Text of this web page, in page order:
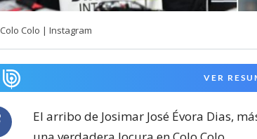
Colo Colo | Instagram
VER
El arribo de Josimar José Évora Dias,